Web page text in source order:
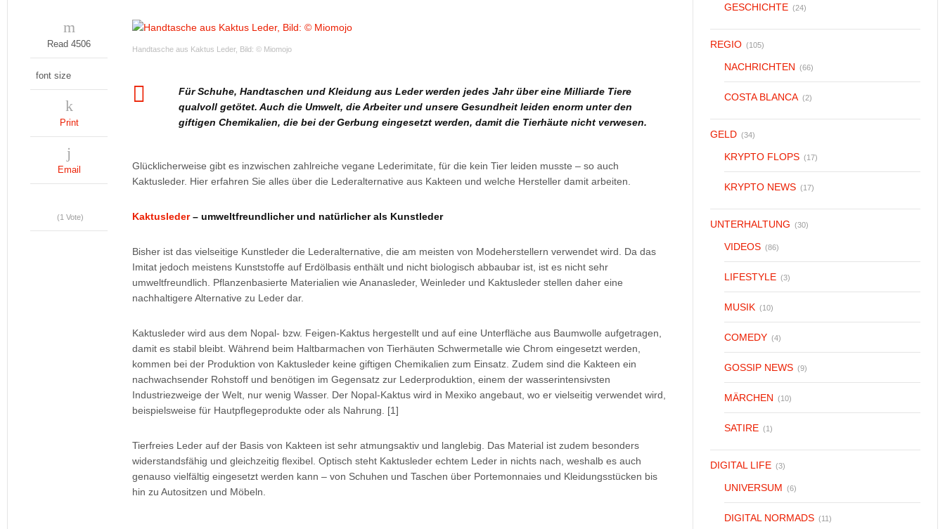
Handtasche aus Kaktus Leder, Bild: © Miomojo
Für Schuhe, Handtaschen und Kleidung aus Leder werden jedes Jahr über eine Milliarde Tiere
qualvoll getötet. Auch die Umwelt, die Arbeiter und unsere Gesundheit leiden enorm unter den
giftigen Chemikalien, die bei der Gerbung eingesetzt werden, damit die Tierhäute nicht verwesen.
Glücklicherweise gibt es inzwischen zahlreiche vegane Lederimitate, für die kein Tier leiden musste – so auch
Kaktusleder. Hier erfahren Sie alles über die Lederalternative aus Kakteen und welche Hersteller damit arbeiten.
Kaktusleder– umweltfreundlicher und natürlicher als Kunstleder
Bisher ist das vielseitige Kunstleder die Lederalternative, die am meisten von Modeherstellern verwendet wird. Da das
Imitat jedoch meistens Kunststoffe auf Erdölbasis enthält und nicht biologisch abbaubar ist, ist es nicht sehr
umweltfreundlich. Pflanzenbasierte Materialien wie Ananasleder, Weinleder und Kaktusleder stellen daher eine
nachhaltigere Alternative zu Leder dar.
Kaktusleder wird aus dem Nopal- bzw. Feigen-Kaktus hergestellt und auf eine Unterfläche aus Baumwolle aufgetragen,
damit es stabil bleibt. Während beim Haltbarmachen von Tierhäuten Schwermetalle wie Chrom eingesetzt werden,
kommen bei der Produktion von Kaktusleder keine giftigen Chemikalien zum Einsatz. Zudem sind die Kakteen ein
nachwachsender Rohstoff und benötigen im Gegensatz zur Lederproduktion, einem der wasserintensivsten
Industriezweige der Welt, nur wenig Wasser. Der Nopal-Kaktus wird in Mexiko angebaut, wo er vielseitig verwendet wird,
beispielsweise für Hautpflegeprodukte oder als Nahrung. [1]
Tierfreies Leder auf der Basis von Kakteen ist sehr atmungsaktiv und langlebig. Das Material ist zudem besonders
widerstandsfähig und gleichzeitig flexibel. Optisch steht Kaktusleder echtem Leder in nichts nach, weshalb es auch
genauso vielfältig eingesetzt werden kann – von Schuhen und Taschen über Portemonnaies und Kleidungsstücken bis
hin zu Autositzen und Möbeln.
Read 4506
font size
Print
Email
(1 Vote)
GESCHICHTE (24)
REGIO (105)
NACHRICHTEN (66)
COSTA BLANCA (2)
GELD (34)
KRYPTO FLOPS (17)
KRYPTO NEWS (17)
UNTERHALTUNG (30)
VIDEOS (86)
LIFESTYLE (3)
MUSIK (10)
COMEDY (4)
GOSSIP NEWS (9)
MÄRCHEN (10)
SATIRE (1)
DIGITAL LIFE (3)
UNIVERSUM (6)
DIGITAL NORMADS (11)